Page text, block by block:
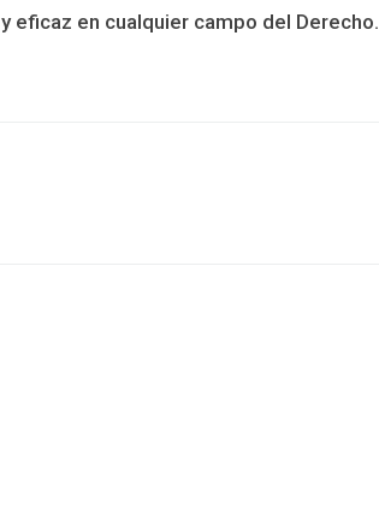
y eficaz en cualquier campo del Derecho.